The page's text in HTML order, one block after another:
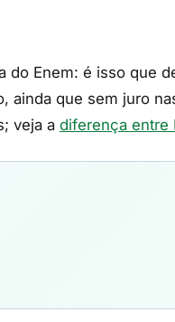
Enem: é isso que
que sem juro
veja a diferença entre